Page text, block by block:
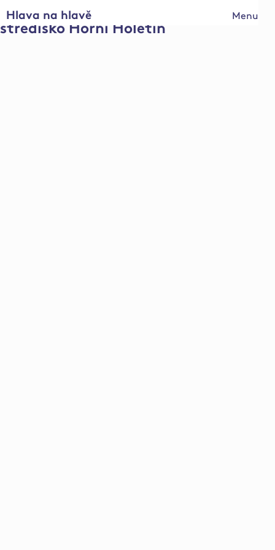
Menu
Hlava na hlavě
středisko Horní Holetín